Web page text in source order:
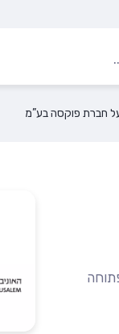
חברת פוקסה בע”מ